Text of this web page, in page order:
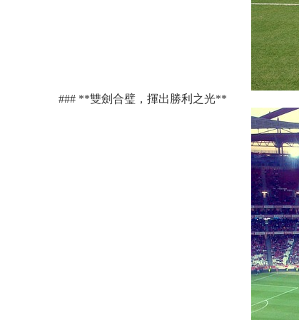
### **雙劍合璧，揮出勝利之光**